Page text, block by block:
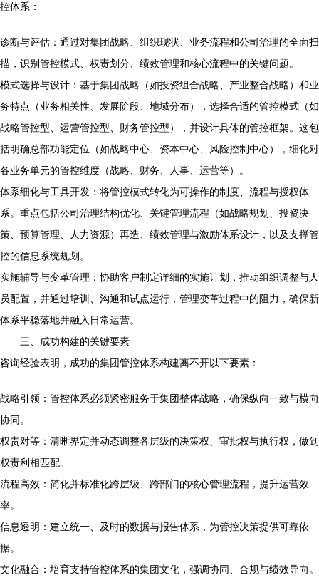
控体系：
诊断与评估：通过对集团战略、组织现状、业务流程和公司治理的全面扫
描，识别管控模式、权责划分、绩效管理和核心流程中的关键问题。
模式选择与设计：基于集团战略（如投资组合战略、产业整合战略）和业
务特点（业务相关性、发展阶段、地域分布），选择合适的管控模式（如
战略管控型、运营管控型、财务管控型），并设计具体的管控框架。这包
括明确总部功能定位（如战略中心、资本中心、风险控制中心），细化对
各业务单元的管控维度（战略、财务、人事、运营等）。
体系细化与工具开发：将管控模式转化为可操作的制度、流程与授权体
系。重点包括公司治理结构优化、关键管理流程（如战略规划、投资决
策、预算管理、人力资源）再造、绩效管理与激励体系设计，以及支撑管
控的信息系统规划。
实施辅导与变革管理：协助客户制定详细的实施计划，推动组织调整与人
员配置，并通过培训、沟通和试点运行，管理变革过程中的阻力，确保新
体系平稳落地并融入日常运营。
三、成功构建的关键要素
咨询经验表明，成功的集团管控体系构建离不开以下要素：
战略引领：管控体系必须紧密服务于集团整体战略，确保纵向一致与横向
协同。
权责对等：清晰界定并动态调整各层级的决策权、审批权与执行权，做到
权责利相匹配。
流程高效：简化并标准化跨层级、跨部门的核心管理流程，提升运营效
率。
信息透明：建立统一、及时的数据与报告体系，为管控决策提供可靠依
据。
文化融合：培育支持管控体系的集团文化，强调协同、合规与绩效导向。